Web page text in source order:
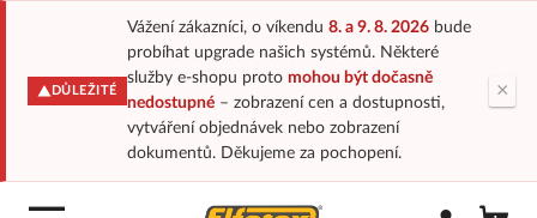
DŮLEŽITÉ
Vážení zákazníci, o víkendu 8. a 9. 8. 2026bude
probíhat upgrade našich systémů. Některé
služby e-shopu proto mohou být dočasně
nedostupné– zobrazení cen a dostupnosti,
vytváření objednávek nebo zobrazení
dokumentů. Děkujeme za pochopení.
×